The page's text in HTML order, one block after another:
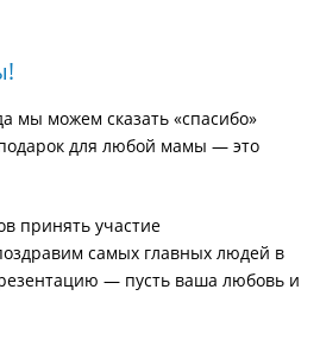
мы можем сказать «спасибо»
для любой мамы — это
принять участие
самых главных людей в
— пусть ваша любовь и